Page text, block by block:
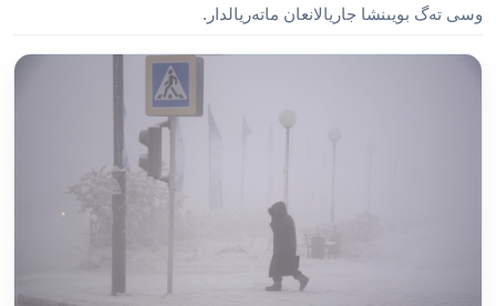
وسى تەگ بويىنشا جاريالانعان ماتەريالدار.